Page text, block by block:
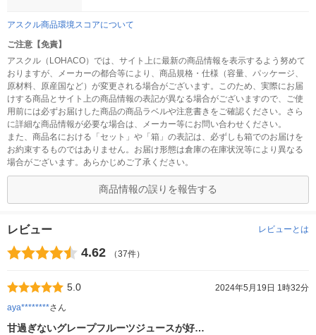
アスクル商品環境スコアについて
ご注意【免責】
アスクル（LOHACO）では、サイト上に最新の商品情報を表示するよう努めて
おりますが、メーカーの都合等により、商品規格・仕様（容量、パッケージ、
原材料、原産国など）が変更される場合がございます。このため、実際にお届
けする商品とサイト上の商品情報の表記が異なる場合がございますので、ご使
用前には必ずお届けした商品の商品ラベルや注意書きをご確認ください。さら
に詳細な商品情報が必要な場合は、メーカー等にお問い合わせください。
また、商品名における「セット」や「箱」の表記は、必ずしも箱でのお届けを
お約束するものではありません。お届け形態は倉庫の在庫状況等により異なる
場合がございます。あらかじめご了承ください。
商品情報の誤りを報告する
レビュー レビューとは
4.62 （37件）
5.0
2024年5月19日 1時32分
aya********さん
甘過ぎないグレープフルーツジュースが好…